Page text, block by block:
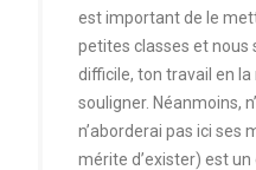
est important de le
petites classes et nous
difficile, ton travail en
souligner. Néanmoins,
n’aborderai pas ici ses
mérite d’exister) est